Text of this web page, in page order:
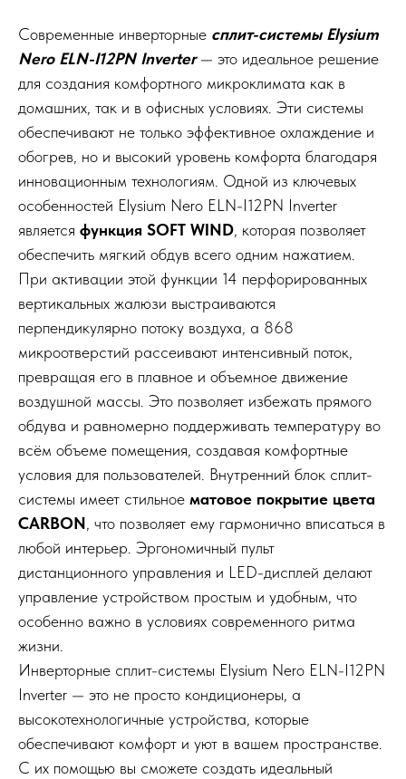
Современные инверторные сплит-системы Elysium
Nero ELN-I12PN Inverter— это идеальное решение
для создания комфортного микроклимата как в
домашних, так и в офисных условиях. Эти системы
обеспечивают не только эффективное охлаждение и
обогрев, но и высокий уровень комфорта благодаря
инновационным технологиям. Одной из ключевых
особенностей Elysium Nero ELN-I12PN Inverter
является функция SOFT WIND, которая позволяет
обеспечить мягкий обдув всего одним нажатием.
При активации этой функции 14 перфорированных
вертикальных жалюзи выстраиваются
перпендикулярно потоку воздуха, а 868
микроотверстий рассеивают интенсивный поток,
превращая его в плавное и объемное движение
воздушной массы. Это позволяет избежать прямого
обдува и равномерно поддерживать температуру во
всём объеме помещения, создавая комфортные
условия для пользователей. Внутренний блок сплит-
системы имеет стильное матовое покрытие цвета
CARBON, что позволяет ему гармонично вписаться в
любой интерьер. Эргономичный пульт
дистанционного управления и LED-дисплей делают
управление устройством простым и удобным, что
особенно важно в условиях современного ритма
жизни.
Инверторные сплит-системы Elysium Nero ELN-I12PN
Inverter — это не просто кондиционеры, а
высокотехнологичные устройства, которые
обеспечивают комфорт и уют в вашем пространстве.
С их помощью вы сможете создать идеальный